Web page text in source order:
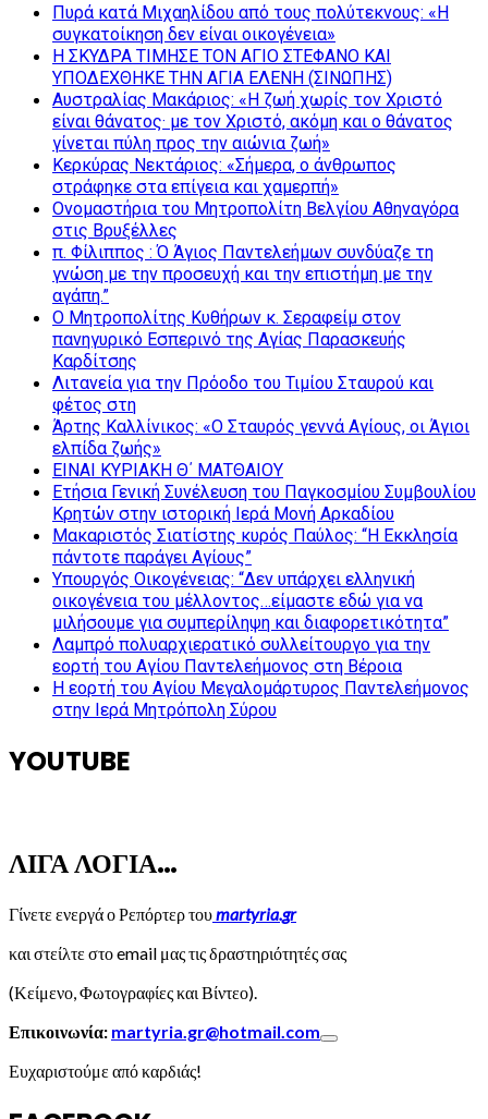
Πυρά κατά Μιχαηλίδου από τους πολύτεκνους: «Η
συγκατοίκηση δεν είναι οικογένεια»
Η ΣΚΥΔΡΑ ΤΙΜΗΣΕ ΤΟΝ ΑΓΙΟ ΣΤΕΦΑΝΟ ΚΑΙ
ΥΠΟΔΕΧΘΗΚΕ ΤΗΝ ΑΓΙΑ ΕΛΕΝΗ (ΣΙΝΩΠΗΣ)
Αυστραλίας Μακάριος: «Η ζωή χωρίς τον Χριστό
είναι θάνατος· με τον Χριστό, ακόμη και ο θάνατος
γίνεται πύλη προς την αιώνια ζωή»
Κερκύρας Νεκτάριος: «Σήμερα, ο άνθρωπος
στράφηκε στα επίγεια και χαμερπή»
Ονομαστήρια του Μητροπολίτη Βελγίου Αθηναγόρα
στις Βρυξέλλες
π. Φίλιππος : Ό Άγιος Παντελεήμων συνδύαζε τη
γνώση με την προσευχή και την επιστήμη με την
αγάπη.”
Ο Μητροπολίτης Κυθήρων κ. Σεραφείμ στον
πανηγυρικό Εσπερινό της Αγίας Παρασκευής
Καρδίτσης
Λιτανεία για την Πρόοδο του Τιμίου Σταυρού και
φέτος στη
Άρτης Καλλίνικος: «Ο Σταυρός γεννά Αγίους, οι Άγιοι
ελπίδα ζωής»
ΕΙΝΑΙ ΚΥΡΙΑΚΗ Θ΄ ΜΑΤΘΑΙΟΥ
Ετήσια Γενική Συνέλευση του Παγκοσμίου Συμβουλίου
Κρητών στην ιστορική Ιερά Μονή Αρκαδίου
Μακαριστός Σιατίστης κυρός Παύλος: “Η Εκκλησία
πάντοτε παράγει Αγίους”
Υπουργός Οικογένειας: “Δεν υπάρχει ελληνική
οικογένεια του μέλλοντος…είμαστε εδώ για να
μιλήσουμε για συμπερίληψη και διαφορετικότητα”
Λαμπρό πολυαρχιερατικό συλλείτουργο για την
εορτή του Αγίου Παντελεήμονος στη Βέροια
Η εορτή του Αγίου Μεγαλομάρτυρος Παντελεήμονος
στην Ιερά Μητρόπολη Σύρου
YOUTUBE
ΛΙΓΑ ΛΟΓΙΑ…
Γίνετε ενεργά ο Ρεπόρτερ τουmartyria.gr
και στείλτε στο email μας τις δραστηριότητές σας
(Κείμενο, Φωτογραφίες και Βίντεο).
Επικοινωνία: martyria.gr@hotmail.com
Ευχαριστούμε από καρδιάς!